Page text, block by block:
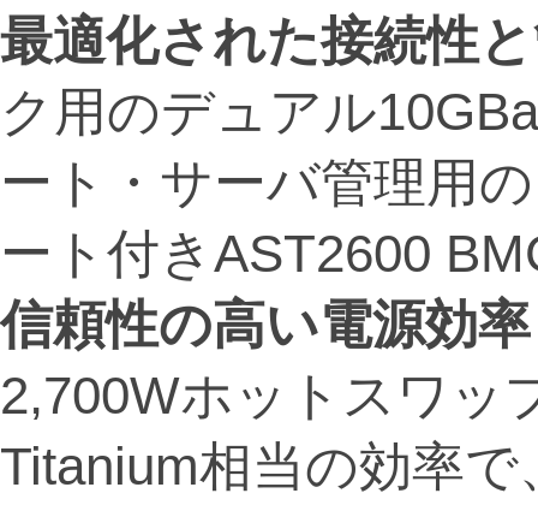
最適化された接続性
ク用のデュアル
ート・サーバ管理用
ート付きAST2600
信頼性の高い電源効率
2,700Wホットスワッ
Titanium相当の効率